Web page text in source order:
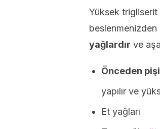
Yüksek trigliserit
beslenmenizden
yağlardır ve
Önceden
yapılır ve
Et yağları